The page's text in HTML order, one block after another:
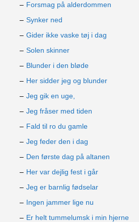
Forsmag på alderdommen
Synker ned
Gider ikke vaske tøj i dag
Solen skinner
Blunder i den bløde
Her sidder jeg og blunder
Jeg gik en uge,
Jeg fråser med tiden
Fald til ro du gamle
Jeg feder den i dag
Den første dag på altanen
Her var dejlig fest i går
Jeg er barnlig fødselar
Ingen jammer lige nu
Er helt tummelumsk i min hjerne